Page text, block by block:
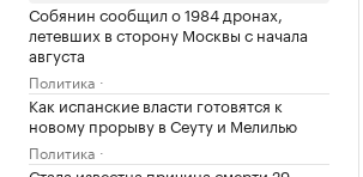
Собянин сообщил о 1984 дронах,
летевших в сторону Москвы с начала
августа
Политика
Как испанские власти готовятся к
новому прорыву в Сеуту и Мелилью
Политика